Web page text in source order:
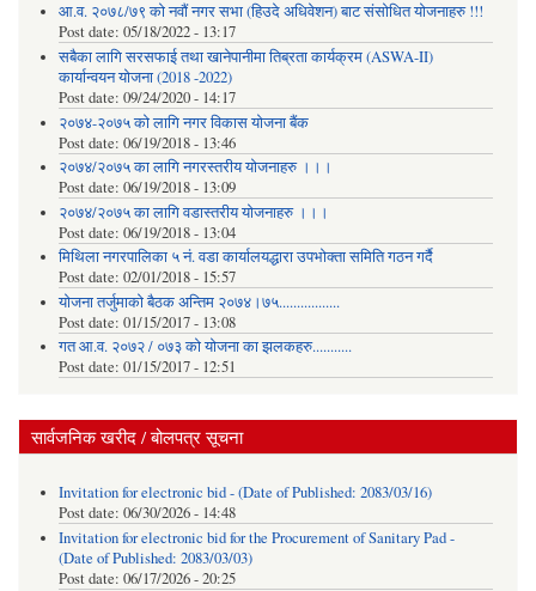
आ.व. २०७८/७९ को नवौं नगर सभा (हिउदे अधिवेशन) बाट संसोधित योजनाहरु !!!
Post date: 05/18/2022 - 13:17
सबैका लागि सरसफाई तथा खानेपानीमा तिब्रता कार्यक्रम (ASWA-II)
कार्यान्वयन योजना (2018 -2022)
Post date: 09/24/2020 - 14:17
२०७४-२०७५ को लागि नगर विकास योजना बैंक
Post date: 06/19/2018 - 13:46
२०७४/२०७५ का लागि नगरस्तरीय योजनाहरु ।।।
Post date: 06/19/2018 - 13:09
२०७४/२०७५ का लागि वडास्तरीय योजनाहरु ।।।
Post date: 06/19/2018 - 13:04
मिथिला नगरपालिका ५ नं. वडा कार्यालयद्धारा उपभोक्ता समिति गठन गर्दै
Post date: 02/01/2018 - 15:57
याेजना तर्जुमाकाे बैठक अन्तिम २०७४।७५.................
Post date: 01/15/2017 - 13:08
गत आ.व. २०७२ / ०७३ को योजना का झलकहरु...........
Post date: 01/15/2017 - 12:51
सार्वजनिक खरीद / बोलपत्र सूचना
Invitation for electronic bid - (Date of Published: 2083/03/16)
Post date: 06/30/2026 - 14:48
Invitation for electronic bid for the Procurement of Sanitary Pad -
(Date of Published: 2083/03/03)
Post date: 06/17/2026 - 20:25